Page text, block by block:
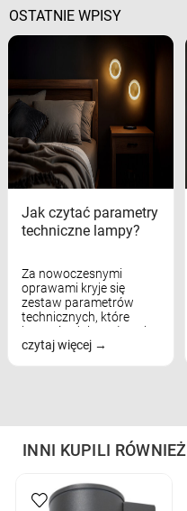
OSTATNIE WPISY
Jak czytać parametry
techniczne lampy?
Za nowoczesnymi
oprawami kryje się
zestaw parametrów
technicznych, które
bezpośrednio wpływają
na komfort widzenia,
czytaj więcej
INNI KUPILI RÓWNIEŻ